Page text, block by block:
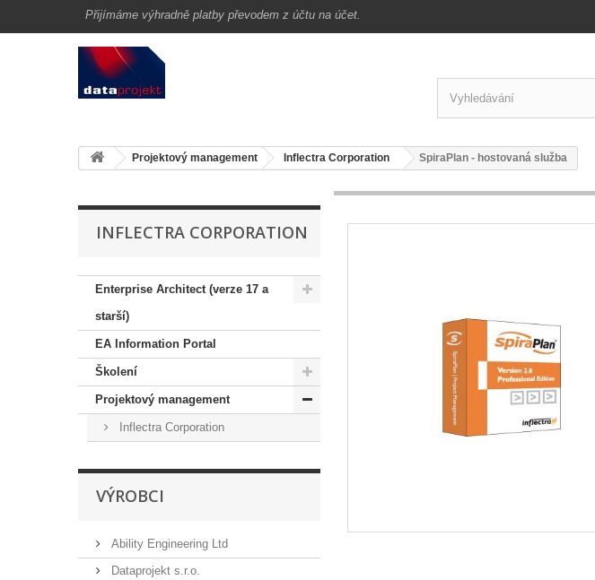
Přijímáme výhradně platby převodem z účtu na účet.
Projektový management Inflectra Corporation SpiraPlan - hostovaná služba
INFLECTRA CORPORATION
Enterprise Architect (verze 17 a
starší)
EA Information Portal
Školení
Projektový management
Inflectra Corporation
VÝROBCI
Ability Engineering Ltd
Dataprojekt s.r.o.